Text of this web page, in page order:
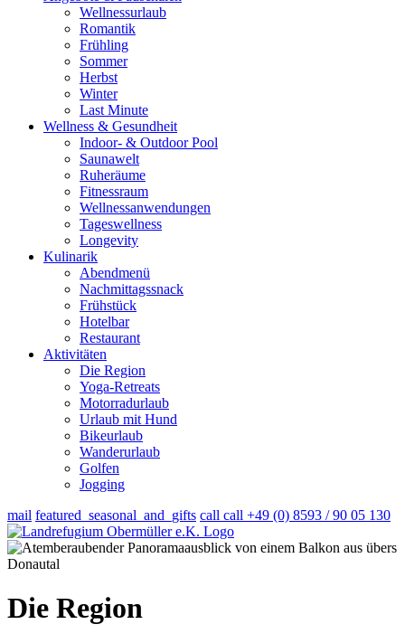
Wellnessurlaub
Romantik
Frühling
Sommer
Herbst
Winter
Last Minute
Wellness & Gesundheit
Indoor- & Outdoor Pool
Saunawelt
Ruheräume
Fitnessraum
Wellness­anwendungen
Tageswellness
Longevity
Kulinarik
Abendmenü
Nachmittagssnack
Frühstück
Hotelbar
Restaurant
Aktivitäten
Die Region
Yoga-Retreats
Motorradurlaub
Urlaub mit Hund
Bikeurlaub
Wanderurlaub
Golfen
Jogging
mail featured_seasonal_and_gifts call call +49 (0) 8593 / 90 05 130
Die Region